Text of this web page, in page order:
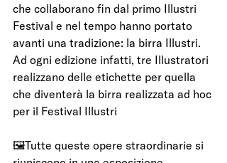
che collaborano fin dal primo Illustri
Festival e nel tempo hanno portato
avanti una tradizione: la birra Illustri.
Ad ogni edizione infatti, tre Illustratori
realizzano delle etichette per quella
che diventerà la birra realizzata ad hoc
per il Festival Illustri
🖼️Tutte queste opere straordinarie si